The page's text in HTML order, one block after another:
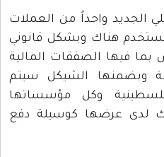
الجديد واحداً من العملات
هناك وبشكل قانوني
بما فيها الصفقات المالية
وبضمنها الشيكل سيتم
وكل مؤسساتها
لدى عرضها كوسيلة دفع